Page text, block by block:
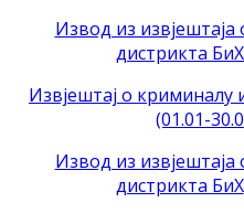
Извод из
дистрикта
Извјештај о криминалу
(01.01-
Извод из
дистрикта БиХ